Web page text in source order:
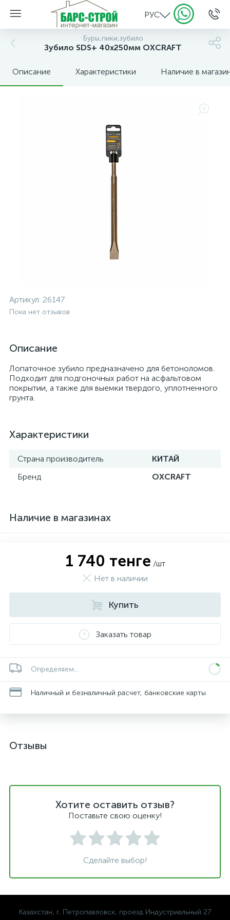
РУС
Буры,пики,зубило
Зубило SDS+ 40x250мм OXCRAFT
Описание Характеристики Наличие в
Артикул: 26147
Пока нет отзывов
Описание
Лопаточное зубило предназначено для бетоноломов.
Подходит для подгоночных работ на асфальтовом
покрытии, а также для выемки твердого, уплотненного
грунта.
Характеристики
Страна производитель
КИТАЙ
Бренд
OXCRAFT
Наличие в магазинах
1 740 тенге /шт
Нет в наличии
Купить
Заказать товар
Определяем...
Наличный и безналичный расчет, банковские карты
Отзывы
Хотите оставить отзыв?
Поставьте свою оценку!
Сделайте выбор!
Казахстан, г. Петропавловск, проезд Индустриальный 27